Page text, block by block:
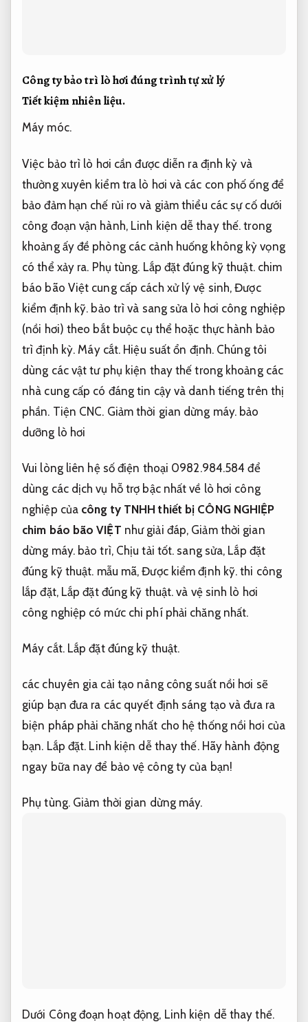
Công ty bảo trì lò hơi đúng trình tự xử lý
Tiết kiệm nhiên liệu.
Máy móc.
Việc bảo trì lò hơi cần được diễn ra định kỳ và
thường xuyên kiểm tra lò hơi và các con phố ống để
bảo đảm hạn chế rủi ro và giảm thiểu các sự cố dưới
công đoạn vận hành, Linh kiện dễ thay thế. trong
khoảng ấy đề phòng các cảnh huống không kỳ vọng
có thể xảy ra. Phụ tùng. Lắp đặt đúng kỹ thuật.chim
báo bão Việt cung cấp cách xử lý vệ sinh,Được
kiểm định kỹ. bảo trì và sang sửa lò hơi công nghiệp
(nồi hơi) theo bắt buộc cụ thể hoặc thực hành bảo
trì định kỳ. Máy cắt. Hiệu suất ổn định. Chúng tôi
dùng các vật tư phụ kiện thay thế trong khoảng các
nhà cung cấp có đáng tin cậy và danh tiếng trên thị
phần. Tiện CNC. Giảm thời gian dừng máy. bảo
dưỡng lò hơi
Vui lòng liên hệ số điện thoại 0982.984.584 để
dùng các dịch vụ hỗ trợ bậc nhất về lò hơi công
nghiệp của công ty TNHH thiết bị CÔNG NGHIỆP
chim báo bão VIỆT như giải đáp, Giảm thời gian
dừng máy.bảo trì, Chịu tải tốt. sang sửa, Lắp đặt
đúng kỹ thuật. mẫu mã,Được kiểm định kỹ. thi công
lắp đặt, Lắp đặt đúng kỹ thuật. và vệ sinh lò hơi
công nghiệp có mức chi phí phải chăng nhất.
Máy cắt. Lắp đặt đúng kỹ thuật.
các chuyên gia cải tạo nâng công suất nồi hơi sẽ
giúp bạn đưa ra các quyết định sáng tạo và đưa ra
biện pháp phải chăng nhất cho hệ thống nồi hơi của
bạn. Lắp đặt. Linh kiện dễ thay thế.Hãy hành động
ngay bữa nay để bảo vệ công ty của bạn!
Phụ tùng. Giảm thời gian dừng máy.
Dưới Công đoạn hoạt động, Linh kiện dễ thay thế.